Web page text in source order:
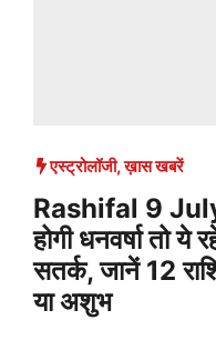
एस्ट्रोलॉजी,ख़ास खबरें
Rashifal 9 July
होगी धनवर्षा तो
सतर्क, जानें 12
या अशुभ